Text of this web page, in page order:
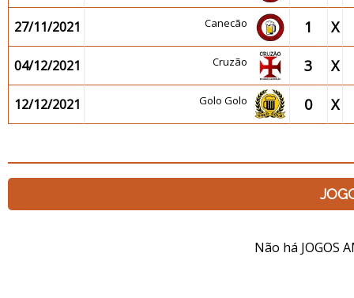
27/11/2021 Canecão 1 X
04/12/2021 Cruzão 3 X
12/12/2021 Golo Golo 0 X
Não há JOGOS